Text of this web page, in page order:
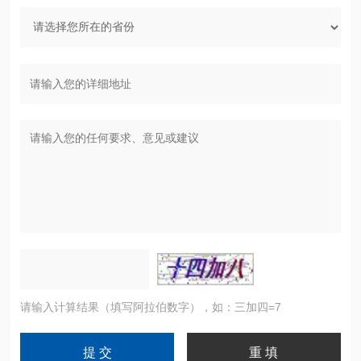
请输入计算结果（填写阿拉伯数字），如：三加四=7